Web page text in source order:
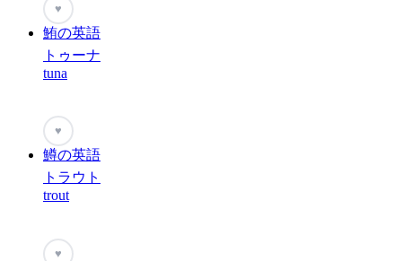
♥
鮪の英語
トゥーナ
tuna
♥
鱒の英語
トラウト
trout
♥